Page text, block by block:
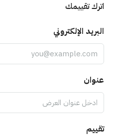
اترك تقييمك
البريد الإلكتروني
عنوان
تقييم